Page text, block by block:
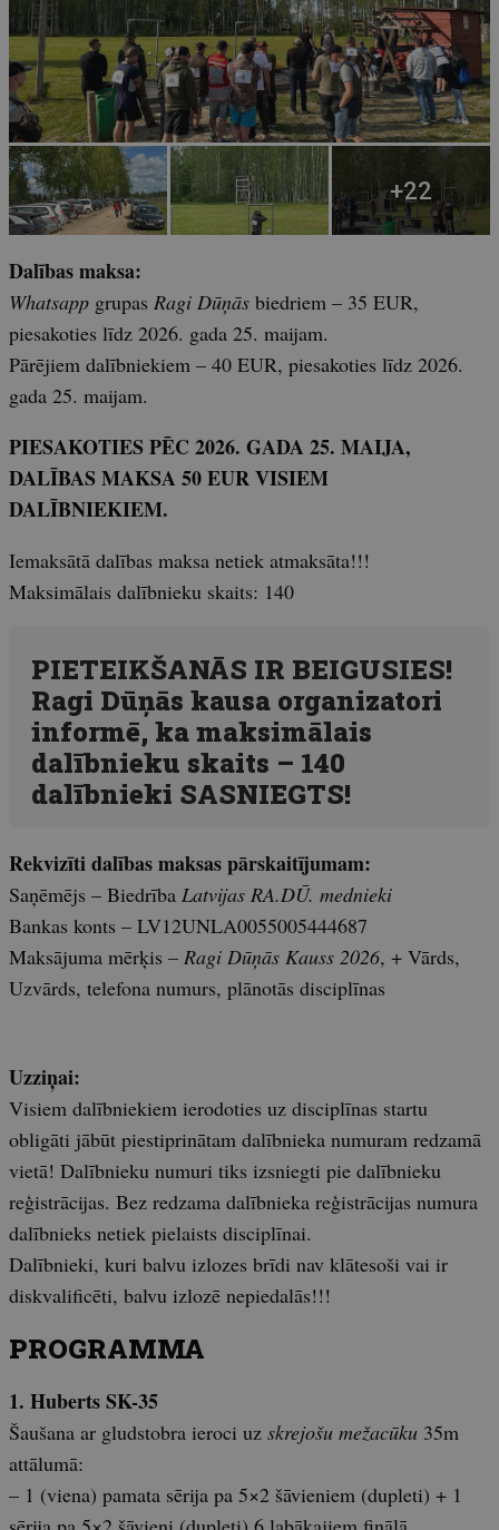
Dalības maksa:
Whatsapp grupas Ragi Dūņās biedriem – 35 EUR,
piesakoties līdz 2026. gada 25. maijam.
Pārējiem dalībniekiem – 40 EUR, piesakoties līdz 2026.
gada 25. maijam.
PIESAKOTIES PĒC 2026. GADA 25. MAIJA,
DALĪBAS MAKSA 50 EUR VISIEM
DALĪBNIEKIEM.
Iemaksātā dalības maksa netiek atmaksāta!!!
Maksimālais dalībnieku skaits: 140
PIETEIKŠANĀS IR BEIGUSIES!
Ragi Dūņās kausa organizatori
informē, ka maksimālais
dalībnieku skaits – 140
dalībnieki SASNIEGTS!
Rekvizīti dalības maksas pārskaitījumam:
Saņēmējs – Biedrība Latvijas RA.DŪ. mednieki
Bankas konts – LV12UNLA0055005444687
Maksājuma mērķis – Ragi Dūņās Kauss 2026, + Vārds,
Uzvārds, telefona numurs, plānotās disciplīnas
Uzziņai:
Visiem dalībniekiem ierodoties uz disciplīnas startu
obligāti jābūt piestiprinātam dalībnieka numuram redzamā
vietā! Dalībnieku numuri tiks izsniegti pie dalībnieku
reģistrācijas. Bez redzama dalībnieka reģistrācijas numura
dalībnieks netiek pielaists disciplīnai.
Dalībnieki, kuri balvu izlozes brīdi nav klātesoši vai ir
diskvalificēti, balvu izlozē nepiedalās!!!
PROGRAMMA
1. Huberts SK-35
Šaušana ar gludstobra ieroci uz skrejošu mežacūku 35m
attālumā:
– 1 (viena) pamata sērija pa 5×2 šāvieniem (dupleti) + 1